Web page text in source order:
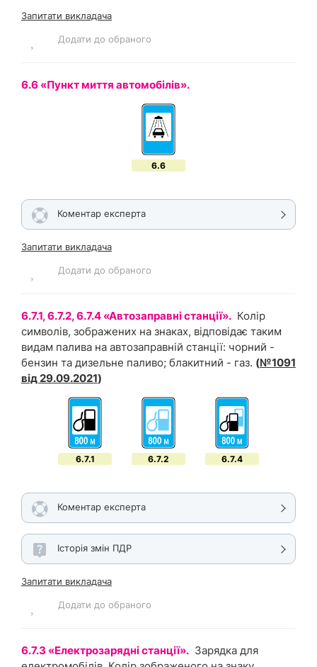
Запитати викладача
Додати до обраного
6.6 «Пункт миття автомобілів».
6.6
Коментар експерта
Запитати викладача
Додати до обраного
6.7.1, 6.7.2, 6.7.4 «Автозаправні станції». Колір
символів, зображених на знаках, відповідає таким
видам палива на автозаправній станції: чорний -
бензин та дизельне паливо; блакитний - газ. (№1091
від 29.09.2021)
6.7.1 6.7.2 6.7.4
Коментар експерта
Історія змін ПДР
Запитати викладача
Додати до обраного
6.7.3 «Електрозарядні станції». Зарядка для